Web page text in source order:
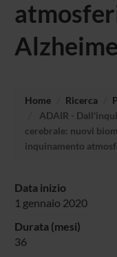
Home Ricerca
ADAIR -
cerebrale: nuovi
inquinamento
Data inizio
1 gennaio 2020
Durata (mesi)
36